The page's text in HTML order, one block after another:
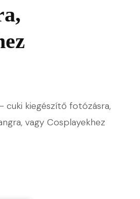
cuki kiegészítő fotózásra,
vagy Cosplayekhez